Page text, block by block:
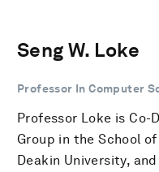
Seng W. Loke
Professor In Computer
Professor Loke is Co-
Group in the School
Deakin University,